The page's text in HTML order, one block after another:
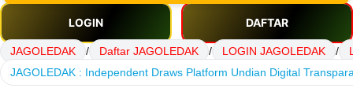
LOGIN DAFTAR
JAGOLEDAK / Daftar JAGOLEDAK / LOGIN JAGOLEDAK /
JAGOLEDAK : Independent Draws Platform Undian Digital